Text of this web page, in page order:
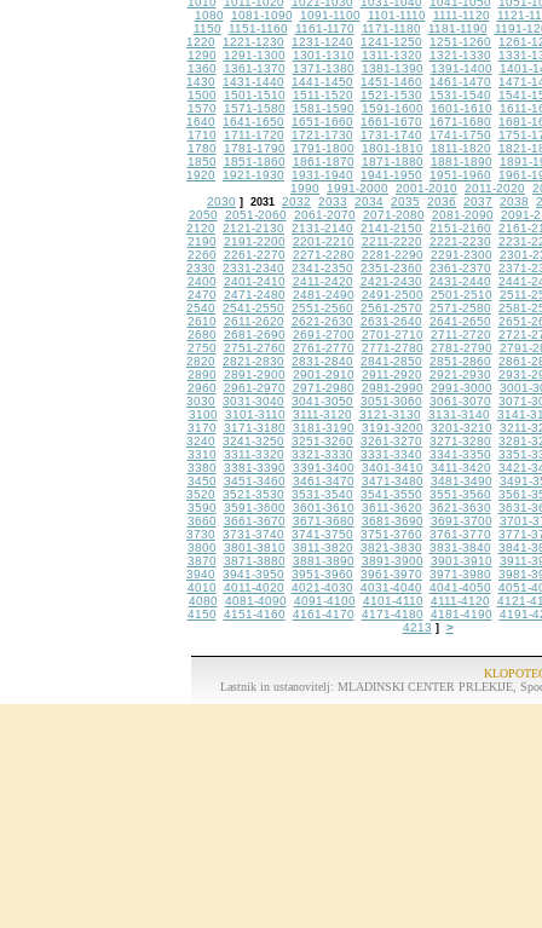
1080
1081-1090 1091-1100 1101-1110 1111-1120
1121-
1150
1151-1160 1161-1170 1171-1180 1181-1190
1191-
1220
1221-1230 1231-1240 1241-1250 1251-1260
1261-
1290
1291-1300 1301-1310 1311-1320 1321-1330
1331-
1360
1361-1370 1371-1380 1381-1390 1391-1400
1401-
1430
1431-1440 1441-1450 1451-1460 1461-1470
1471-
1500
1501-1510 1511-1520 1521-1530 1531-1540
1541-
1570
1571-1580 1581-1590 1591-1600 1601-1610
1611-
1640
1641-1650 1651-1660 1661-1670 1671-1680
1681-
1710
1711-1720 1721-1730 1731-1740 1741-1750
1751-
1780
1781-1790 1791-1800 1801-1810 1811-1820
1821-
1850
1851-1860 1861-1870 1871-1880 1881-1890
1891-
1920
1921-1930 1931-1940 1941-1950 1951-1960
1961-
1990
1991-2000 2001-2010 2011-2020
2030 ] 2031 2032 2033 2034 2035 2036 2037 2038
2050
2051-2060 2061-2070 2071-2080 2081-2090
2091-
2120
2121-2130 2131-2140 2141-2150 2151-2160
2161-
2190
2191-2200 2201-2210 2211-2220 2221-2230
2231-
2260
2261-2270 2271-2280 2281-2290 2291-2300
2301-
2330
2331-2340 2341-2350 2351-2360 2361-2370
2371-
2400
2401-2410 2411-2420 2421-2430 2431-2440
2441-
2470
2471-2480 2481-2490 2491-2500 2501-2510
2511-
2540
2541-2550 2551-2560 2561-2570 2571-2580
2581-
2610
2611-2620 2621-2630 2631-2640 2641-2650
2651-
2680
2681-2690 2691-2700 2701-2710 2711-2720
2721-
2750
2751-2760 2761-2770 2771-2780 2781-2790
2791-
2820
2821-2830 2831-2840 2841-2850 2851-2860
2861-
2890
2891-2900 2901-2910 2911-2920 2921-2930
2931-
2960
2961-2970 2971-2980 2981-2990 2991-3000
3001-
3030
3031-3040 3041-3050 3051-3060 3061-3070
3071-
3100
3101-3110 3111-3120 3121-3130 3131-3140
3141-
3170
3171-3180 3181-3190 3191-3200 3201-3210
3211-
3240
3241-3250 3251-3260 3261-3270 3271-3280
3281-
3310
3311-3320 3321-3330 3331-3340 3341-3350
3351-
3380
3381-3390 3391-3400 3401-3410 3411-3420
3421-
3450
3451-3460 3461-3470 3471-3480 3481-3490
3491-
3520
3521-3530 3531-3540 3541-3550 3551-3560
3561-
3590
3591-3600 3601-3610 3611-3620 3621-3630
3631-
3660
3661-3670 3671-3680 3681-3690 3691-3700
3701-
3730
3731-3740 3741-3750 3751-3760 3761-3770
3771-
3800
3801-3810 3811-3820 3821-3830 3831-3840
3841-
3870
3871-3880 3881-3890 3891-3900 3901-3910
3911-
3940
3941-3950 3951-3960 3961-3970 3971-3980
3981-
4010
4011-4020 4021-4030 4031-4040 4041-4050
4051-
4080
4081-4090 4091-4100 4101-4110 4111-4120
4121-
4150
4151-4160 4161-4170 4171-4180 4181-4190
4191-
4213 ] >
Lastnik in ustanovitelj: MLADINSKI CENTER PRLEKIJE,